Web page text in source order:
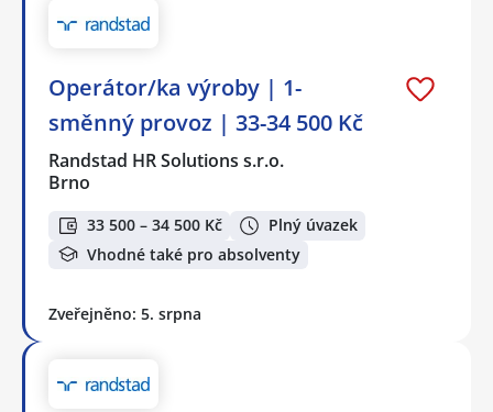
Operátor/ka výroby | 1-
směnný provoz | 33-34 500 Kč
Randstad HR Solutions s.r.o.
Brno
33 500 – 34 500 Kč
Plný úvazek
Vhodné také pro absolventy
Zveřejněno: 5. srpna